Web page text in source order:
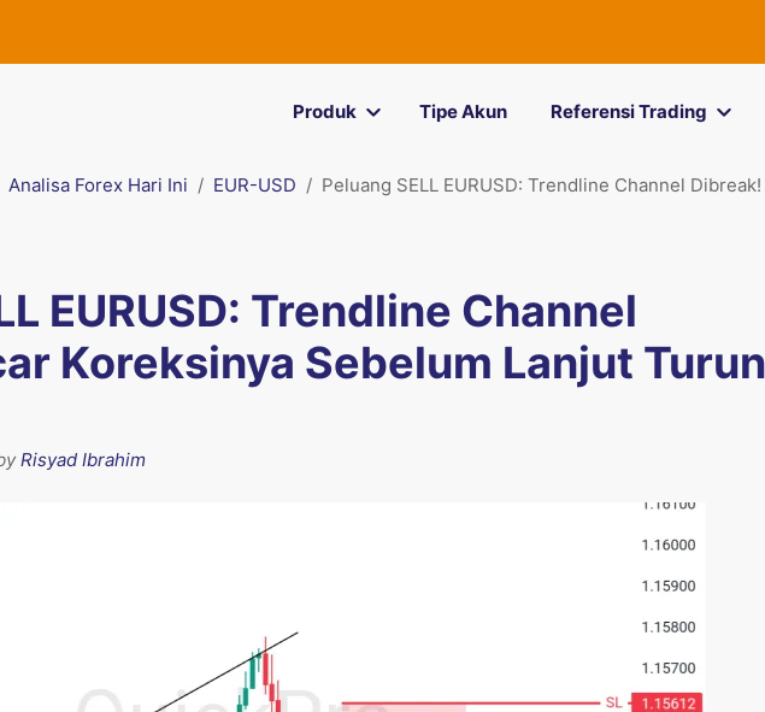
Produk Tipe Akun Referensi Trading
Analisa Forex Hari Ini EUR-USD Peluang SELL EURUSD: Trendline Channel
EURUSD: Trendline Channel
Koreksinya Sebelum Lanjut Turun
Risyad Ibrahim